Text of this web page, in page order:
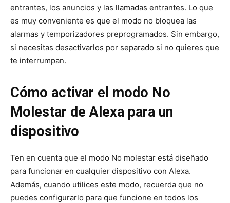
entrantes, los anuncios y las llamadas entrantes. Lo que
es muy conveniente es que el modo no bloquea las
alarmas y temporizadores preprogramados. Sin embargo,
si necesitas desactivarlos por separado si no quieres que
te interrumpan.
Cómo activar el modo No
Molestar de Alexa para un
dispositivo
Ten en cuenta que el modo No molestar está diseñado
para funcionar en cualquier dispositivo con Alexa.
Además, cuando utilices este modo, recuerda que no
puedes configurarlo para que funcione en todos los